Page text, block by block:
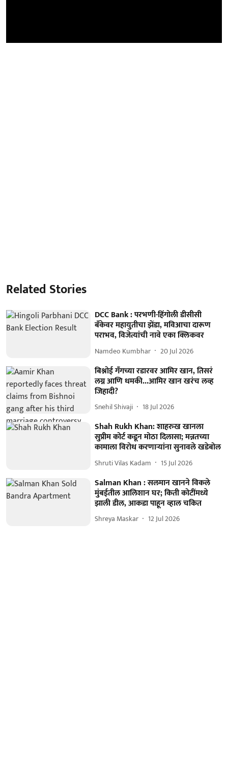
Related Stories
DCC Bank : परभणी-हिंगोली डीसीसी
बँकेवर महायुतीचा झेंडा, मविआचा दारूण
पराभव, विजेत्यांची नावे एका क्लिकवर
Namdeo Kumbhar 20 Jul 2026
बिश्नोई गँगच्या रडारवर आमिर खान, तिसरं
लग्न आणि धमकी...आमिर खान खरंच लव्ह
जिहादी?
Snehil Shivaji 18 Jul 2026
Shah Rukh Khan: शाहरुख खानला
सुप्रीम कोर्ट कडून मोठा दिलासा; मन्नतच्या
कामाला विरोध करणाऱ्यांना सुनावले खडेबोल
Shruti Vilas Kadam 15 Jul 2026
Salman Khan : सलमान खानने विकले
मुंबईतील आलिशान घर; किती कोटींमध्ये
झाली डील, आकडा पाहून व्हाल चकित
Shreya Maskar 12 Jul 2026